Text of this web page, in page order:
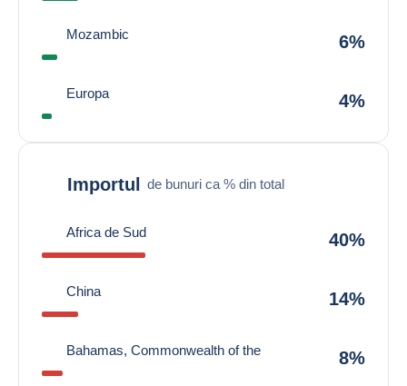
Mozambic 6%
Europa 4%
Importul de bunuri ca % din total
Africa de Sud 40%
China 14%
Bahamas, Commonwealth of the 8%